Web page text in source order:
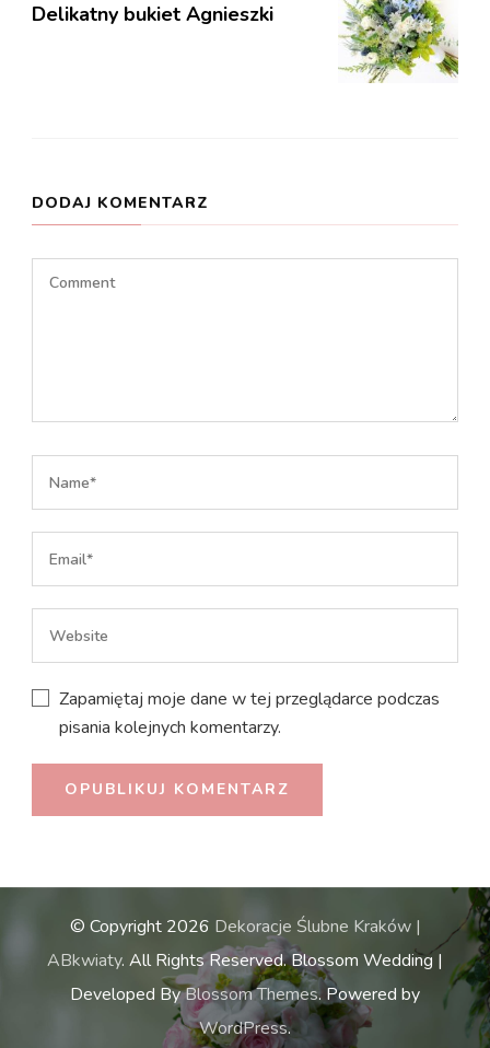
Delikatny bukiet Agnieszki
DODAJ KOMENTARZ
Zapamiętaj moje dane w tej przeglądarce podczas
pisania kolejnych komentarzy.
© Copyright 2026 Dekoracje Ślubne Kraków |
ABkwiaty. All Rights Reserved.Blossom Wedding |
Developed ByBlossom Themes. Powered by
WordPress.